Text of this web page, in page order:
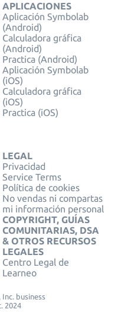
APLICACIONES
Aplicación Symbolab
(Android)
Calculadora gráfica
(Android)
Practica (Android)
Aplicación Symbolab
(iOS)
Calculadora gráfica
(iOS)
Practica (iOS)
LEGAL
Privacidad
Service Terms
Política de cookies
No vendas ni compartas
mi información personal
COPYRIGHT, GUÍAS
COMUNITARIAS, DSA
& OTROS RECURSOS
LEGALES
Centro Legal de
Learneo
business
2024